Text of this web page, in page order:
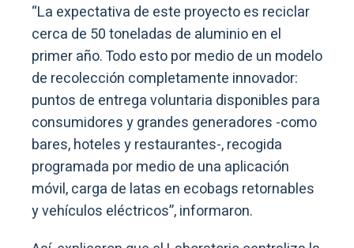
“La expectativa de este proyecto es reciclar
cerca de 50 toneladas de aluminio en el
primer año. Todo esto por medio de un modelo
de recolección completamente innovador:
puntos de entrega voluntaria disponibles para
consumidores y grandes generadores -como
bares, hoteles y restaurantes-, recogida
programada por medio de una aplicación
móvil, carga de latas en ecobags retornables
y vehículos eléctricos”, informaron.